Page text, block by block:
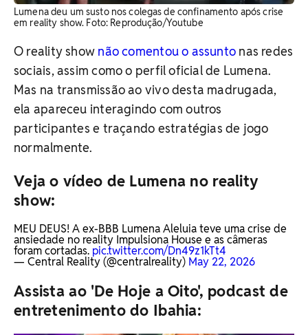
Lumena deu um susto nos colegas de confinamento após crise
em reality show. Foto: Reprodução/Youtube
O reality show não comentou o assunto nas redes
sociais, assim como o perfil oficial de Lumena.
Mas na transmissão ao vivo desta madrugada,
ela apareceu interagindo com outros
participantes e traçando estratégias de jogo
normalmente.
Veja o vídeo de Lumena no reality
show:
MEU DEUS! A ex-BBB Lumena Aleluia teve uma crise de
ansiedade no reality Impulsiona House e as câmeras
foram cortadas. pic.twitter.com/Dn49z1kTt4
— Central Reality (@centralreality) May 22, 2026
Assista ao 'De Hoje a Oito', podcast de
entretenimento do Ibahia: